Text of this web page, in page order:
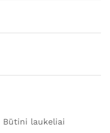
Būtini laukeliai